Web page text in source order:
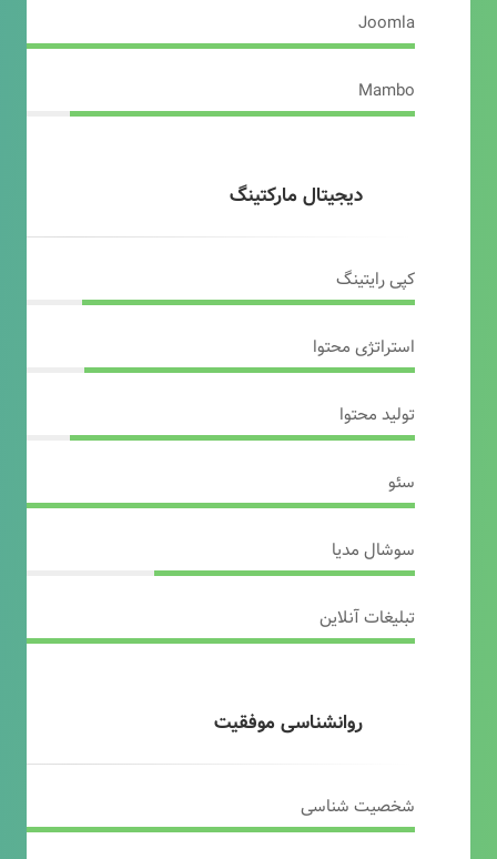
Joomla
Mambo
دیجیتال مارکتینگ
کپی رایتینگ
استراتژی محتوا
تولید محتوا
سئو
سوشال مدیا
تبلیغات آنلاین
روانشناسی موفقیت
شخصیت شناسی